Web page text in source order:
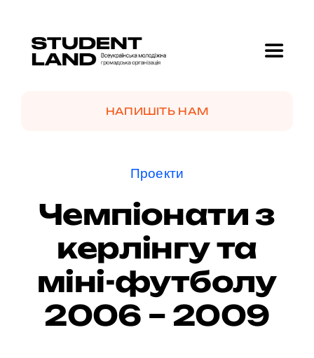
content
Toggle
GolfMotion 🏌️
Новини
НАПИШІТЬ НАМ
Проекти
Чемпіонати з
керлінгу та
міні-футболу
2006 – 2009